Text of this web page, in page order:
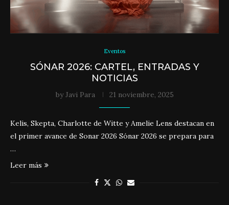
Eventos
SÓNAR 2026: CARTEL, ENTRADAS Y
NOTICIAS
byJavi Para 21 noviembre, 2025
Kelis, Skepta, Charlotte de Witte y Amelie Lens destacan en
el primer avance de Sonar 2026 Sónar 2026 se prepara para
…
Leer más